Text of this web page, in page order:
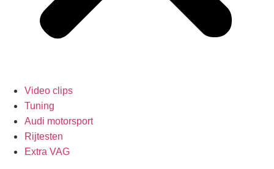
Video clips
Tuning
Audi motorsport
Rijtesten
Extra VAG